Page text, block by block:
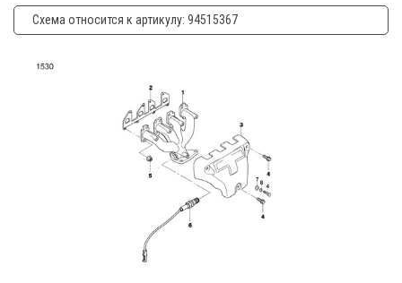
Схема относится к артикулу: 94515367